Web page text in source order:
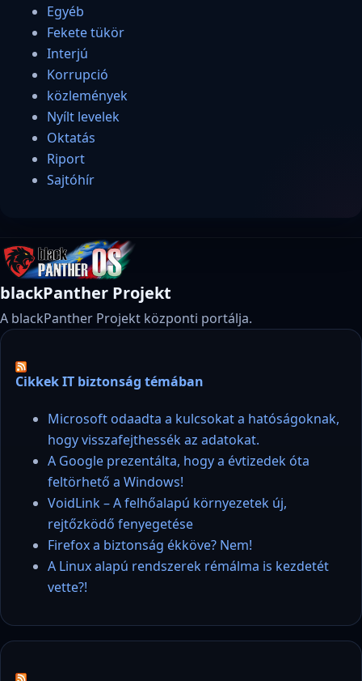
Egyéb
Fekete tükör
Interjú
Korrupció
közlemények
Nyílt levelek
Oktatás
Riport
Sajtóhír
blackPanther Projekt
A blackPanther Projekt központi portálja.
Cikkek IT biztonság témában
Microsoft odaadta a kulcsokat a hatóságoknak,
hogy visszafejthessék az adatokat.
A Google prezentálta, hogy a évtizedek óta
feltörhető a Windows!
VoidLink – A felhőalapú környezetek új,
rejtőzködő fenyegetése
Firefox a biztonság ékköve? Nem!
A Linux alapú rendszerek rémálma is kezdetét
vette?!